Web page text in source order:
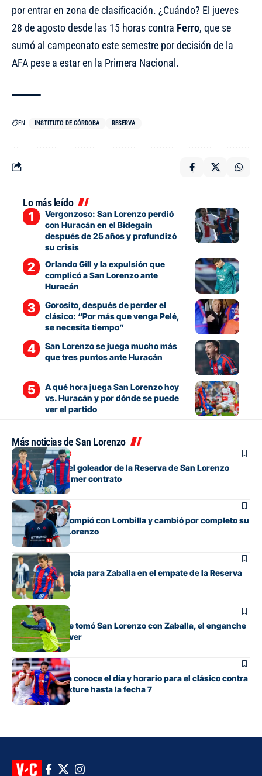
por entrar en zona de clasificación. ¿Cuándo? El jueves
28 de agosto desde las 15 horas contra Ferro, que se
sumó al campeonato este semestre por decisión de la
AFA pese a estar en la Primera Nacional.
EN: INSTITUTO DE CÓRDOBA RESERVA
Lo más leído
Vergonzoso: San Lorenzo perdió
con Huracán en el Bidegain
después de 25 años y profundizó
su crisis
Orlando Gill y la expulsión que
complicó a San Lorenzo ante
Huracán
Gorosito, después de perder el
clásico: “Por más que venga Pelé,
se necesita tiempo”
San Lorenzo se juega mucho más
que tres puntos ante Huracán
A qué hora juega San Lorenzo hoy
vs. Huracán y por dónde se puede
ver el partido
Más noticias de San Lorenzo
Mercado de pases
Un defensor y el goleador de la Reserva de San Lorenzo
firmarán su primer contrato
Mercado de pases
El juvenil que rompió con Lombilla y cambió por completo su
futuro en San Lorenzo
Juveniles
Debut y asistencia para Zaballa en el empate de la Reserva
contra Talleres
Fútbol
La decisión que tomó San Lorenzo con Zaballa, el enganche
que llegó de River
Fútbol
San Lorenzo ya conoce el día y horario para el clásico contra
Huracán y el fixture hasta la fecha 7